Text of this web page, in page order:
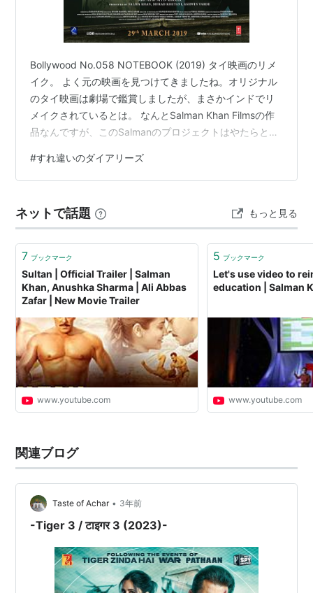
Bollywood No.058 NOTEBOOK (2019) タイ映画のリメ
イク。 よく元の映画を見つけてきましたね。オリジナル
のタイ映画は劇場で鑑賞しましたが、まさかインドでリ
メイクされているとは。 なんとSalman Khan Filmsの作
品なんですが、このSalmanのプロジェクトはやたらとリ
解説 Cast Zaheer Iqbal as Kabir Kaul Pranutan Bahl as
Firdaus Quadri Music Scene まとめ テキトーに解説 ス
#すれ違いのダイアリーズ
ネットで話題 もっと見る
7 ブックマーク
Sultan | Official Trailer | Salman
Khan, Anushka Sharma | Ali Abbas
Zafar | New Movie Trailer
www.youtube.com
5 ブックマーク
Let's use video to
education | Salman
www.youtube.com
関連ブログ
Taste of Achar • 3年前
-Tiger 3 / टाइगर 3 (2023)-